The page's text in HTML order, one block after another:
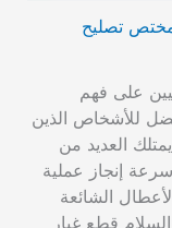
تصليح غسالات السلام 60615556 مختص تصليح
على فهم
للأشخاص الذين
العديد من
إنجاز عملية
الشائعة
قطع غيار